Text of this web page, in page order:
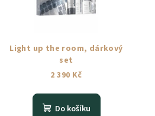
Light up the room, dárkový
set
2 390 Kč
Do košíku